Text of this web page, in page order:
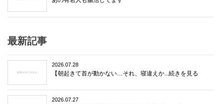
最新記事
2026.07.28
【朝起きて首が動かない…それ、寝違えか...続きを見る
2026.07.27